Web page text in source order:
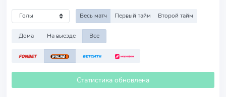
Весь матч Первый тайм Второй тайм
Дома На выезде Все
Статистика обновлена